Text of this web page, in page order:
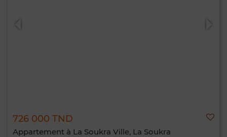
726 000 TND
Appartement à La Soukra Ville, La Soukra